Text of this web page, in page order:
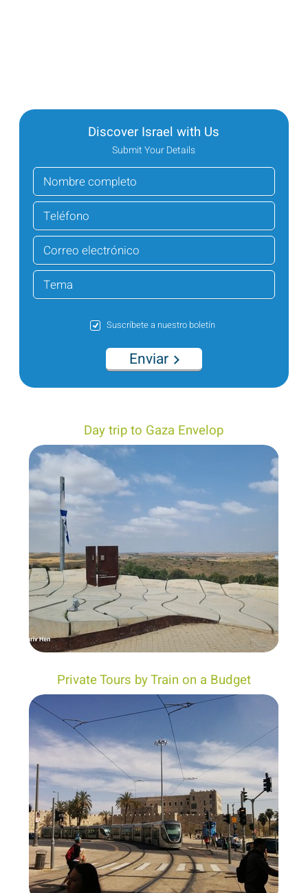
Discover Israel with Us
Submit Your Details
Suscríbete a nuestro boletín
Enviar
Day trip to Gaza Envelop
Private Tours by Train on a Budget